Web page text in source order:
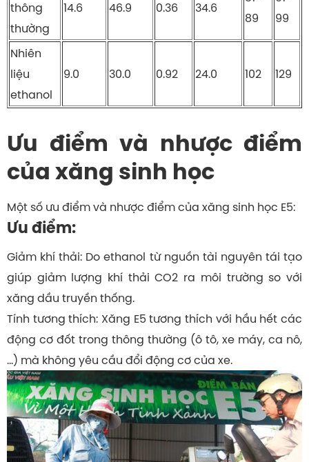
thông
thường
14.6 46.9 0.36 34.6
89
99
Nhiên
liệu
ethanol
9.0 30.0 0.92 24.0 102 129
Ưu điểm và nhược điểm
của xăng sinh học
Một số ưu điểm và nhược điểm của xăng sinh học E5:
Ưu điểm:
Giảm khí thải: Do ethanol từ nguồn tài nguyên tái tạo
giúp giảm lượng khí thải CO2 ra môi trường so với
xăng dầu truyền thống.
Tính tương thích: Xăng E5 tương thích với hầu hết các
động cơ đốt trong thông thường (ô tô, xe máy, ca nô,
…) mà không yêu cầu đổi động cơ của xe.